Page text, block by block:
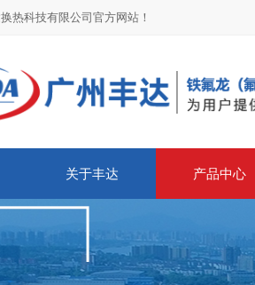
热科技有限公司官方网站！
关于丰达 产品中心